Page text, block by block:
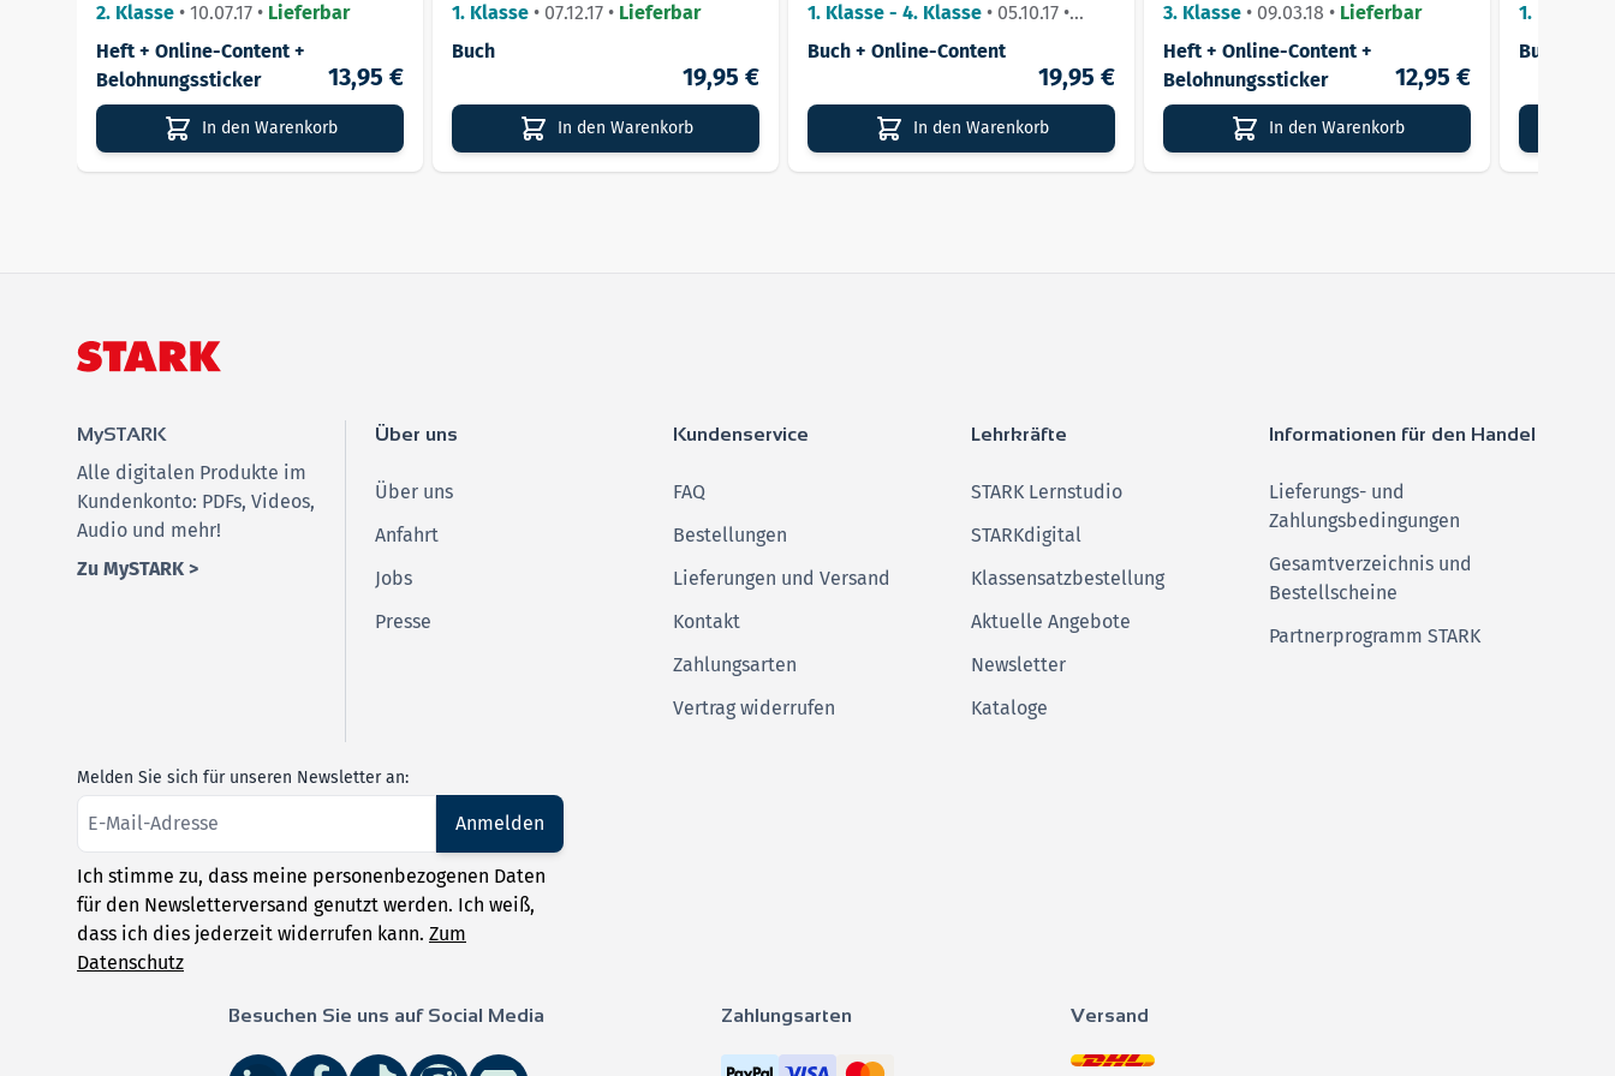
2. Klasse • 10.07.17 • Lieferbar
Heft + Online-Content +
Belohnungssticker
13,95 €
In den Warenkorb
Aufgaben und Lösungen
1. Klasse • 07.12.17 • Lieferbar
Buch
19,95 €
In den Warenkorb
1. Klasse - 4. Klasse • 05.10.17 •
Lieferbar
Buch + Online-Content
19,95 €
In den Warenkorb
Aufgaben und Lösungen
3. Klasse • 09.03.18 • Lieferbar
Heft + Online-Content +
Belohnungssticker
12,95 €
In den Warenkorb
1. Klasse -
Lieferbar
Buch
MySTARK
Alle digitalen Produkte im
Kundenkonto: PDFs, Videos,
Audio und mehr!
Zu MySTARK >
Über uns
Über uns
Anfahrt
Jobs
Presse
Kundenservice
FAQ
Bestellungen
Lieferungen und Versand
Kontakt
Zahlungsarten
Vertrag widerrufen
Lehrkräfte
STARK Lernstudio
STARKdigital
Klassensatzbestellung
Aktuelle Angebote
Newsletter
Kataloge
Informationen für den Handel
Lieferungs- und
Zahlungsbedingungen
Gesamtverzeichnis und
Bestellscheine
Partnerprogramm STARK
Melden Sie sich für unseren Newsletter an:
Anmelden
Ich stimme zu, dass meine personenbezogenen Daten
für den Newsletterversand genutzt werden. Ich weiß,
dass ich dies jederzeit widerrufen kann. Zum
Datenschutz
Besuchen Sie uns auf Social Media Zahlungsarten Versand